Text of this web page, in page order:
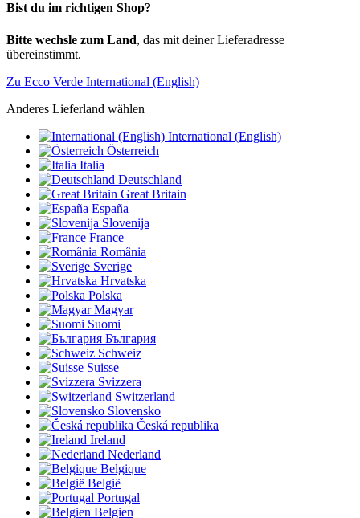
Bist du im richtigen Shop?
Bitte wechsle zum Land, das mit deiner Lieferadresse
übereinstimmt.
Zu Ecco Verde International (English)
Anderes Lieferland wählen
International (English)
Österreich
Italia
Deutschland
Great Britain
España
Slovenija
France
România
Sverige
Hrvatska
Polska
Magyar
Suomi
България
Schweiz
Suisse
Svizzera
Switzerland
Slovensko
Česká republika
Ireland
Nederland
Belgique
België
Portugal
Belgien